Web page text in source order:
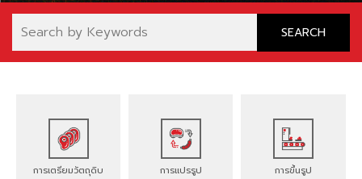
การเตรียมวัตถุดิบ การแปรรูป การขึ้นรูป